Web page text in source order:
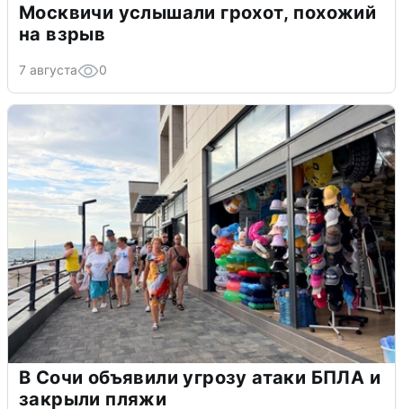
Москвичи услышали грохот, похожий
на взрыв
7 августа 0
В Сочи объявили угрозу атаки БПЛА и
закрыли пляжи